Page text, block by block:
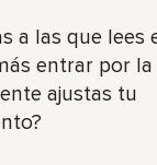
a las que lees
entrar por
ajustas tu